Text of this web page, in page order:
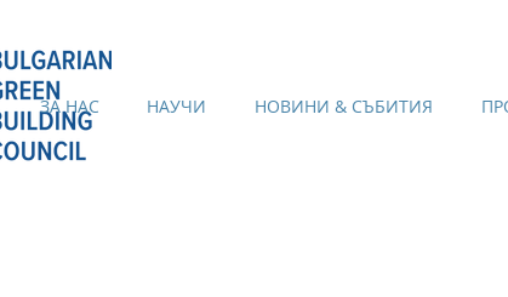
ЗА НАС НАУЧИ НОВИНИ & СЪБИТИЯ